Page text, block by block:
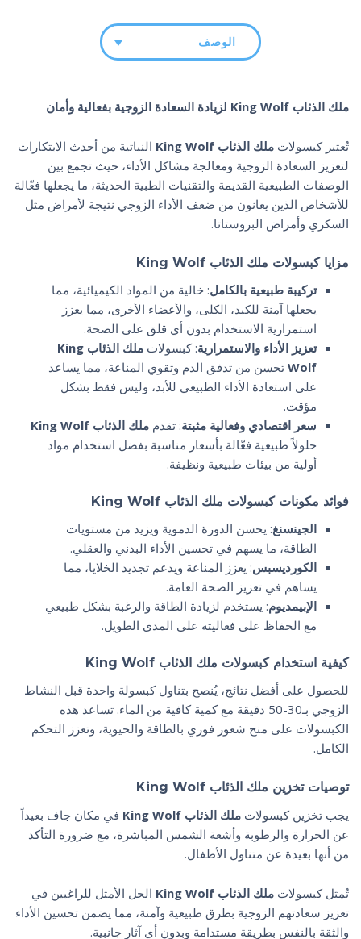
الوصف
ملك الذئاب King Wolf لزيادة السعادة الزوجية بفعالية وأمان
تُعتبر كبسولات ملك الذئاب King Wolf
النباتية من أحدث الابتكارات
لتعزيز السعادة الزوجية ومعالجة مشاكل الأداء، حيث تجمع بين
الوصفات الطبيعية القديمة والتقنيات الطبية الحديثة، ما يجعلها فعّالة
للأشخاص الذين يعانون من ضعف الأداء الزوجي نتيجة لأمراض مثل
السكري وأمراض البروستاتا.
مزايا كبسولات ملك الذئاب King Wolf
تركيبة طبيعية بالكامل: خالية من المواد الكيميائية، مما
يجعلها آمنة للكبد، الكلى، والأعضاء الأخرى، مما يعزز
استمرارية الاستخدام بدون أي قلق على الصحة.
تعزيز الأداء والاستمرارية: كبسولات
ملك الذئاب King
Wolf تحسن من تدفق الدم وتقوي المناعة، مما يساعد
على استعادة الأداء الطبيعي للأبد، وليس فقط بشكل
مؤقت.
سعر اقتصادي وفعالية مثبتة: تقدم ملك الذئاب King Wolf
حلولاً طبيعية فعّالة بأسعار مناسبة بفضل استخدام مواد
أولية من بيئات طبيعية ونظيفة.
فوائد مكونات كبسولات ملك الذئاب King Wolf
الجينسنغ: يحسن الدورة الدموية ويزيد من مستويات
الطاقة، ما يسهم في تحسين الأداء البدني والعقلي.
الكورديسبس: يعزز المناعة ويدعم تجديد الخلايا، مما
يساهم في تعزيز الصحة العامة.
الإبيمديوم: يستخدم لزيادة الطاقة والرغبة بشكل طبيعي
مع الحفاظ على فعاليته على المدى الطويل.
كيفية استخدام كبسولات ملك الذئاب King Wolf
للحصول على أفضل نتائج، يُنصح بتناول كبسولة واحدة قبل النشاط
الزوجي بـ30-50 دقيقة مع كمية كافية من الماء. تساعد هذه
الكبسولات على منح شعور فوري بالطاقة والحيوية، وتعزز التحكم
الكامل.
توصيات تخزين ملك الذئاب King Wolf
يجب تخزين كبسولات ملك الذئاب King Wolf
في مكان جاف بعيداً
عن الحرارة والرطوبة وأشعة الشمس المباشرة، مع ضرورة التأكد
من أنها بعيدة عن متناول الأطفال.
تُمثل كبسولات ملك الذئاب King Wolf
الحل الأمثل للراغبين في
تعزيز سعادتهم الزوجية بطرق طبيعية وآمنة، مما يضمن تحسين الأداء
والثقة بالنفس بطريقة مستدامة وبدون أي آثار جانبية.